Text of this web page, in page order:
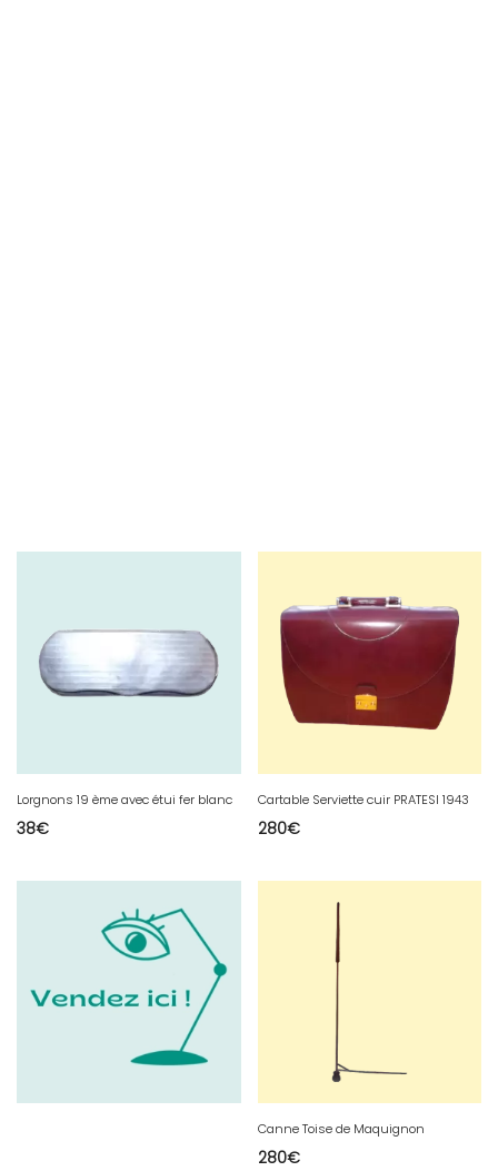
Lorgnons 19 ème avec étui fer blanc
38€
Cartable Serviette cuir PRATESI 1943
280€
Canne Toise de Maquignon
280€